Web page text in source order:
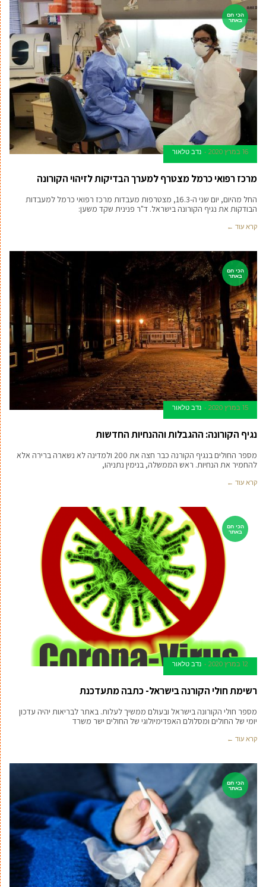
הכי חם
באתר
16 במרץ 2020 נדב טלאור
מרכז רפואי כרמל מצטרף למערך הבדיקות לזיהוי הקורונה
החל מהיום, יום שני ה-16.3, מצטרפות מעבדות מרכז רפואי כרמל למעבדות
הבודקות את נגיף הקורונה בישראל. ד"ר פנינית שקד משען:
קרא עוד ←
הכי חם
באתר
15 במרץ 2020 נדב טלאור
נגיף הקורונה: ההגבלות וההנחיות החדשות
מספר החולים בנגיף הקורנה כבר חצה את 200 ולמדינה לא נשארה ברירה אלא
להחמיר את הנחיות. ראש הממשלה, בנימין נתניהו,
קרא עוד ←
הכי חם
באתר
12 במרץ 2020 נדב טלאור
רשימת חולי הקורנה בישראל- כתבה מתעדכנת
מספר חולי הקורונה בישראל ובעולם ממשיך לעלות. באתר לבריאות יהיה עדכון
יומי של החולים ומסלולם האפדימיולוגי של החולים ישר משרד
קרא עוד ←
הכי חם
באתר